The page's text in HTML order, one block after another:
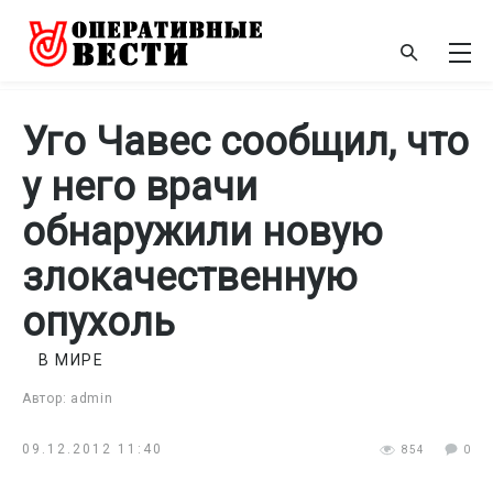
Уго Чавес сообщил, что
у него врачи
обнаружили новую
злокачественную
опухоль
Автор: admin
В МИРЕ
09.12.2012 11:40 854 0